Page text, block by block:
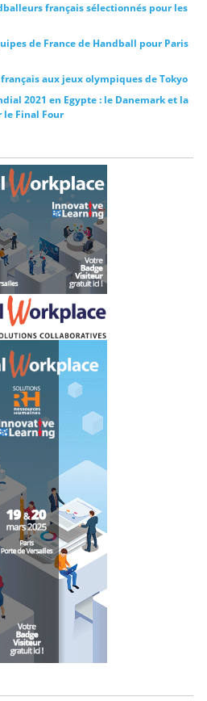
français sélectionnés pour les
de France de Handball pour Paris
aux jeux olympiques de Tokyo
2021 en Egypte : le Danemark et la
le Final Four